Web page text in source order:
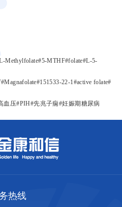
Methylfolate#5-MTHF#folate#L-5-
22-1#active folate#
血压#PIH#先兆子痫#妊娠期糖尿病
热线